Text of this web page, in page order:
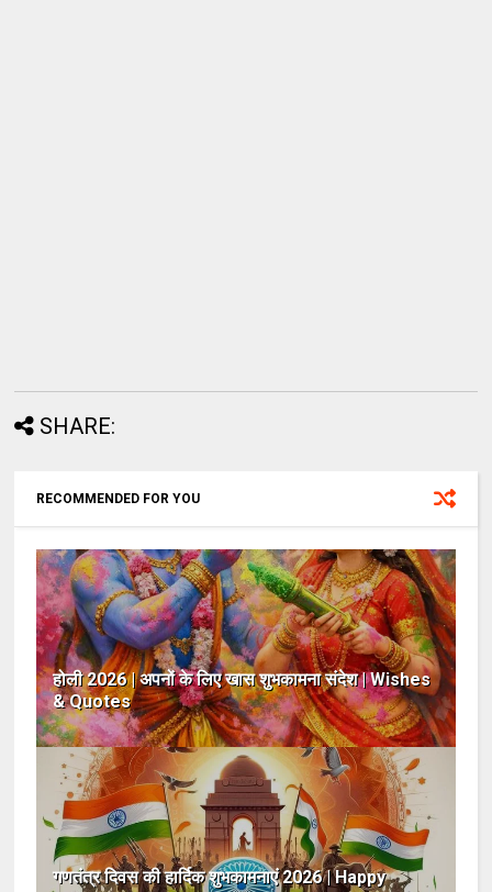
SHARE:
RECOMMENDED FOR YOU
होली 2026 | अपनों के लिए खास शुभकामना संदेश | Wishes
& Quotes
गणतंत्र दिवस की हार्दिक शुभकामनाएं 2026 | Happy